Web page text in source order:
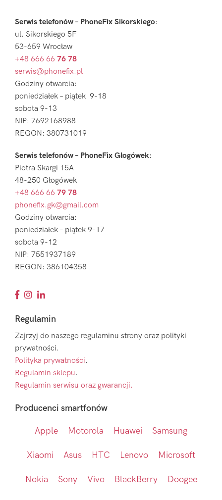
Serwis telefonów – PhoneFix Sikorskiego:
ul. Sikorskiego 5F
53-659 Wrocław
+48 666 66 76 78
serwis@phonefix.pl
Godziny otwarcia:
poniedziałek – piątek 9-18
sobota 9-13
NIP: 7692168988
REGON: 380731019
Serwis telefonów – PhoneFix Głogówek:
Piotra Skargi 15A
48-250 Głogówek
+48 666 66 79 78
phonefix.gk@gmail.com
Godziny otwarcia:
poniedziałek – piątek 9-17
sobota 9-12
NIP: 7551937189
REGON: 386104358
Regulamin
Zajrzyj do naszego regulaminu strony oraz polityki
prywatności.
Polityka prywatności.
Regulamin sklepu.
Regulamin serwisu oraz gwarancji.
Producenci smartfonów
Apple Motorola Huawei Samsung
Xiaomi Asus HTC Lenovo Microsoft
Nokia Sony Vivo BlackBerry Doogee